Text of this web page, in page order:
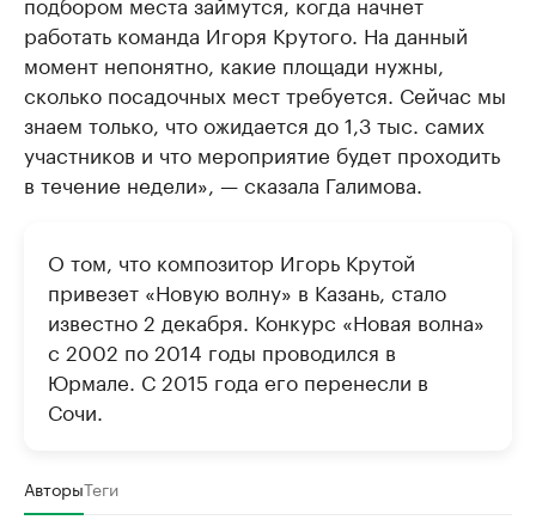
работать команда Игоря Крутого. На данный
момент непонятно, какие площади нужны,
сколько посадочных мест требуется. Сейчас мы
знаем только, что ожидается до 1,3 тыс. самих
участников и что мероприятие будет проходить
в течение недели», — сказала Галимова.
О том, что композитор Игорь Крутой
привезет «Новую волну» в Казань, стало
известно 2 декабря. Конкурс «Новая волна»
с 2002 по 2014 годы проводился в
Юрмале. С 2015 года его перенесли в
Сочи.
АвторыТеги